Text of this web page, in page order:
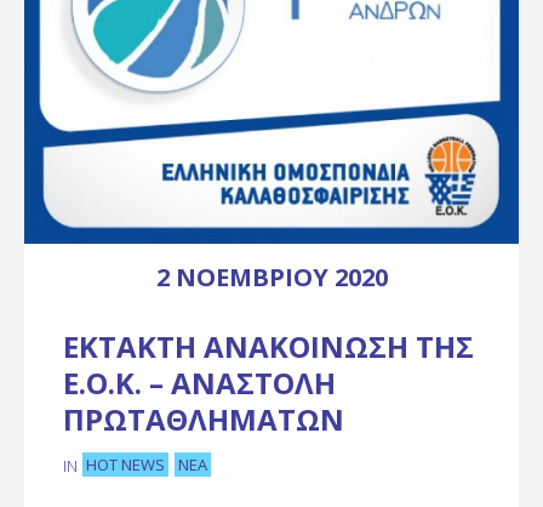
2 ΝΟΕΜΒΡΊΟΥ 2020
ΕΚΤΑΚΤΗ ΑΝΑΚΟΙΝΩΣΗ ΤΗΣ
Ε.Ο.Κ. – ΑΝΑΣΤΟΛΗ
ΠΡΩΤΑΘΛΗΜΑΤΩΝ
IN HOT NEWS ΝΈΑ